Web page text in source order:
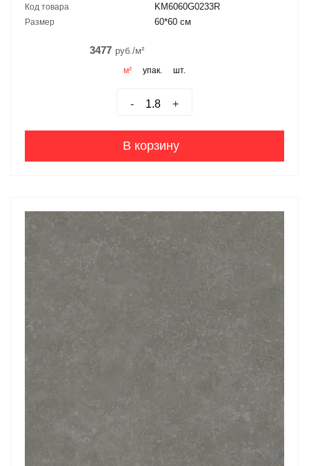
Код товара KM6060G0233R
Размер 60*60 см
3477 руб./м²
м² упак. шт.
- +
В корзину